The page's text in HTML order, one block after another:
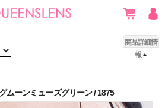
商品詳細情
報
グムーンミューズグリーン / 1875